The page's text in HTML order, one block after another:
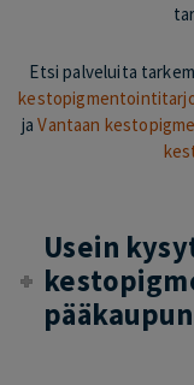
Etsi palveluita
jaVantaan
Usein